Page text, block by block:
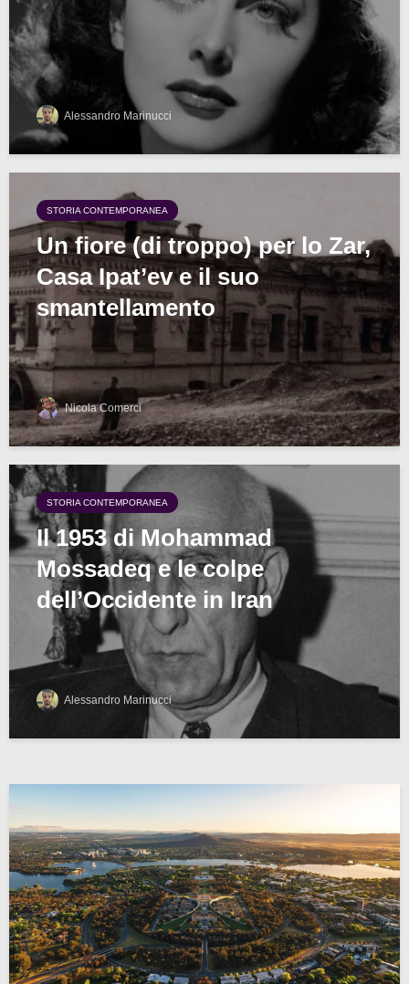
Alessandro Marinucci
STORIA CONTEMPORANEA
Un fiore (di troppo) per lo Zar,
Casa Ipat’ev e il suo
smantellamento
Nicola Comerci
STORIA CONTEMPORANEA
Il 1953 di Mohammad
Mossadeq e le colpe
dell’Occidente in Iran
Alessandro Marinucci